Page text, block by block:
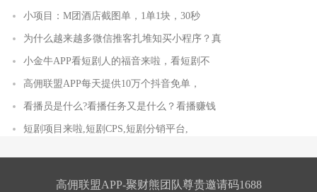
小项目：M团酒店截图单，1单1块，30秒
为什么越来越多微信推客扎堆知买小程序？真
小金牛APP看短剧人的福音来啦，看短剧不
高佣联盟APP每天提供10万个抖音免单，
看播员是什么?看播任务又是什么？看播赚钱
短剧项目来啦,短剧CPS,短剧分销平台,
高佣联盟APP-聚财熊团队尊贵邀请码1688